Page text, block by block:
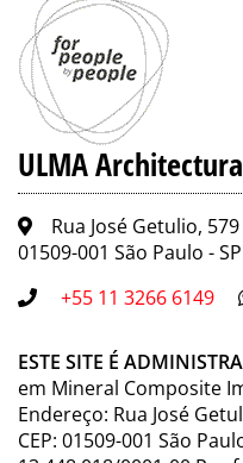
ULMA
Rua José Getulio,
01509-001 São Paulo -
+55 11 3266 6149
ESTE SITE É
em Mineral Composite
Endereço: Rua José
CEP: 01509-001 São